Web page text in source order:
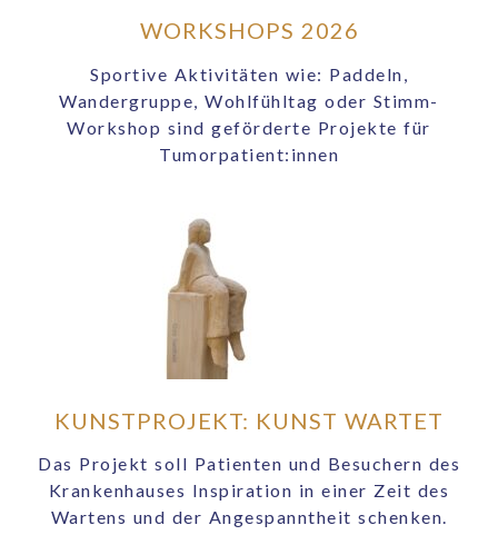
WORKSHOPS 2026
Sportive Aktivitäten wie: Paddeln,
Wandergruppe, Wohlfühltag oder Stimm-
Workshop sind geförderte Projekte für
Tumorpatient:innen
KUNSTPROJEKT: KUNST WARTET
Das Projekt soll Patienten und Besuchern des
Krankenhauses Inspiration in einer Zeit des
Wartens und der Angespanntheit schenken.